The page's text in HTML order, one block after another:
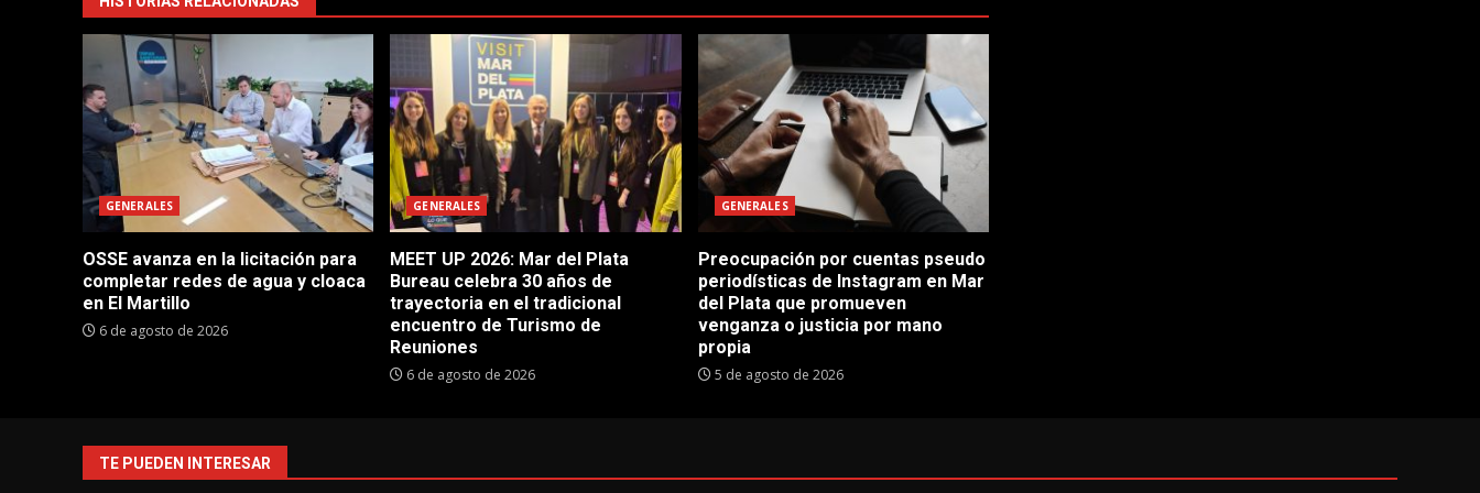
GENERALES
OSSE avanza en la licitación para
completar redes de agua y cloaca
en El Martillo
6 de agosto de 2026
GENERALES
MEET UP 2026: Mar del Plata
Bureau celebra 30 años de
trayectoria en el tradicional
encuentro de Turismo de
Reuniones
6 de agosto de 2026
GENERALES
Preocupación por cuentas pseudo
periodísticas de Instagram en Mar
del Plata que promueven
venganza o justicia por mano
propia
5 de agosto de 2026
TE PUEDEN INTERESAR